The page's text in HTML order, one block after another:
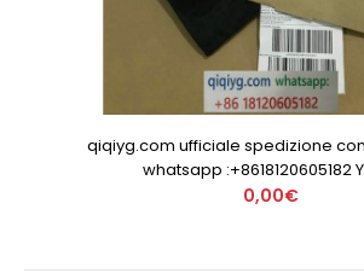
qiqiyg.com ufficiale spedizione
whatsapp :+8618120605182
0,00€